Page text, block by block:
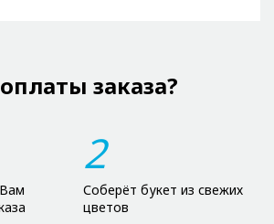
заказа?
2
Соберёт букет из свежих
цветов